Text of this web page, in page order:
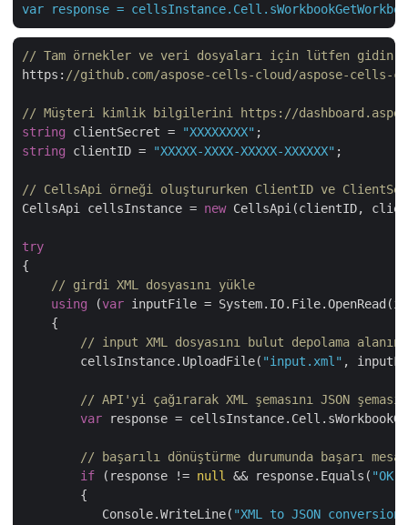
var response =
// Tam örnekler ve veri dosyaları için lütfen gidin
https: //github.com/aspose-cells-cloud/aspose-cells-
// Müşteri kimlik bilgilerini https://
string clientSecret = "XXXXXXXX"
string clientID = "XXXXX-XXXX-XXXXX-XXXXXX" ;
// CellsApi örneği oluştururken ClientID ve
CellsApi cellsInstance = new CellsApi(clientID,
try
{
// girdi XML dosyasını yükle
using (var inputFile =
    {
// input XML dosyasını bulut depolama
        cellsInstance.UploadFile(
"input.xml" ,
// API'yi çağırarak XML şemasını JSON
var response =
// başarılı dönüştürme durumunda başarı
if (response != null && response.Equals( "OK"
        {
           Console.WriteLine(
"XML to JSON